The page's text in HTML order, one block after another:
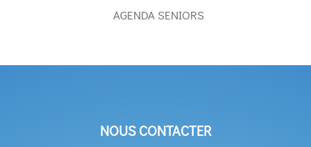
AGENDA SENIORS
NOUS CONTACTER